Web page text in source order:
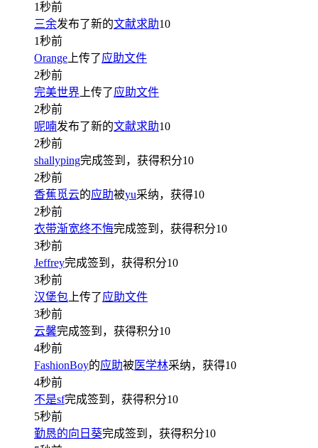
1秒前
三余发布了新的文献求助10
1秒前
Orange 上传了应助文件
2秒前
完美世界 上传了应助文件
2秒前
呢喃发布了新的文献求助10
2秒前
shallyping完成签到，获得积分10
2秒前
香蕉觅云的应助被yu采纳，获得10
2秒前
衣带渐宽终不悔完成签到，获得积分10
3秒前
Jeffrey完成签到，获得积分10
3秒前
汉堡包 上传了应助文件
3秒前
云馨完成签到，获得积分10
4秒前
FashionBoy的应助被医学林采纳，获得10
4秒前
不是sf完成签到，获得积分10
5秒前
勤恳的向日葵完成签到，获得积分10